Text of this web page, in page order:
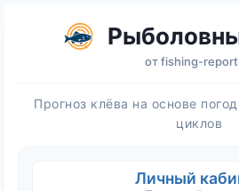
отfishing-
Прогноз клёва на основе
циклов
Личный